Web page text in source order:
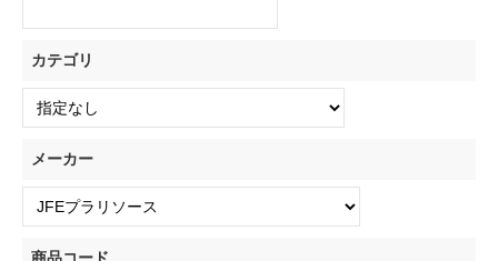
カテゴリ
メーカー